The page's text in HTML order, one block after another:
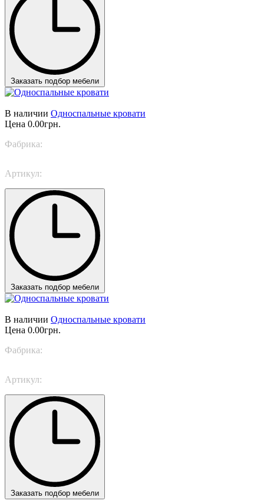
Заказать подбор мебели
В наличии Односпальные кровати
Цена 0.00грн.
Фабрика:
Артикул:
Заказать подбор мебели
В наличии Односпальные кровати
Цена 0.00грн.
Фабрика:
Артикул:
Заказать подбор мебели